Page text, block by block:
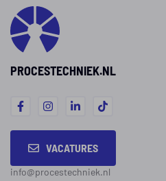
PROCESTECHNIEK.NL
VACATURES
info@procestechniek.nl